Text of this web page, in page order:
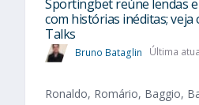
Sportingbet reúne lendas
com histórias inéditas; veja
Talks
Bruno Bataglin Última
Ronaldo, Romário, Baggio,